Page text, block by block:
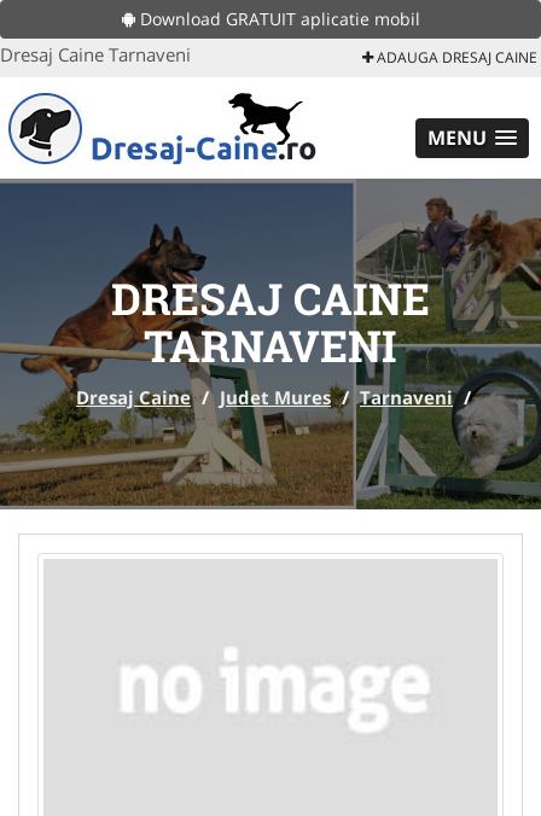
Download GRATUIT aplicatie mobil
Dresaj Caine Tarnaveni ADAUGA DRESAJ CAINE
MENU
DRESAJ CAINE
TARNAVENI
Dresaj Caine / Judet Mures / Tarnaveni /